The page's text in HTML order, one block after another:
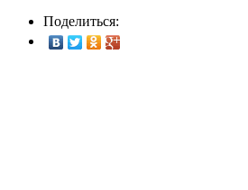
Поделиться: